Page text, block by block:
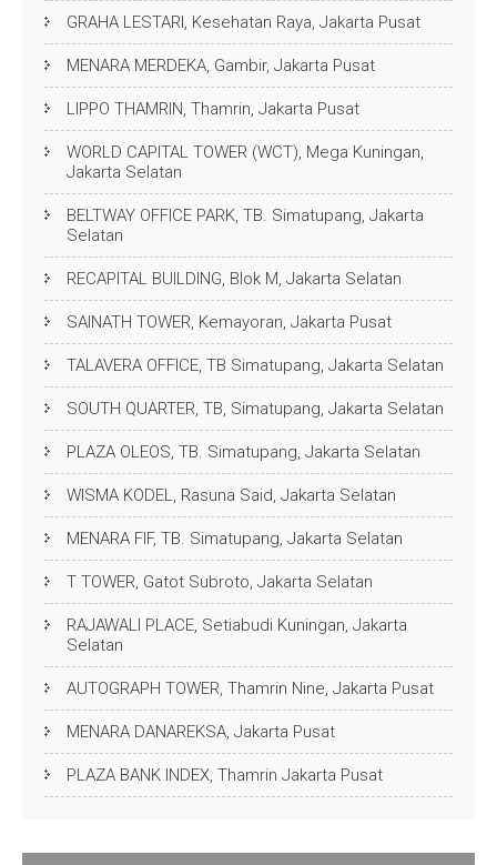
GRAHA LESTARI, Kesehatan Raya, Jakarta Pusat
MENARA MERDEKA, Gambir, Jakarta Pusat
LIPPO THAMRIN, Thamrin, Jakarta Pusat
WORLD CAPITAL TOWER (WCT), Mega Kuningan,
Jakarta Selatan
BELTWAY OFFICE PARK, TB. Simatupang, Jakarta
Selatan
RECAPITAL BUILDING, Blok M, Jakarta Selatan
SAINATH TOWER, Kemayoran, Jakarta Pusat
TALAVERA OFFICE, TB Simatupang, Jakarta Selatan
SOUTH QUARTER, TB, Simatupang, Jakarta Selatan
PLAZA OLEOS, TB. Simatupang, Jakarta Selatan
WISMA KODEL, Rasuna Said, Jakarta Selatan
MENARA FIF, TB. Simatupang, Jakarta Selatan
T TOWER, Gatot Subroto, Jakarta Selatan
RAJAWALI PLACE, Setiabudi Kuningan, Jakarta
Selatan
AUTOGRAPH TOWER, Thamrin Nine, Jakarta Pusat
MENARA DANAREKSA, Jakarta Pusat
PLAZA BANK INDEX, Thamrin Jakarta Pusat